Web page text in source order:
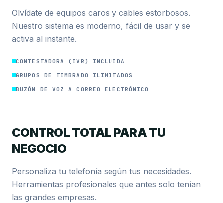
Olvídate de equipos caros y cables estorbosos.
Nuestro sistema es moderno, fácil de usar y se
activa al instante.
CONTESTADORA (IVR) INCLUIDA
GRUPOS DE TIMBRADO ILIMITADOS
BUZÓN DE VOZ A CORREO ELECTRÓNICO
CONTROL TOTAL PARA TU
NEGOCIO
Personaliza tu telefonía según tus necesidades.
Herramientas profesionales que antes solo tenían
las grandes empresas.